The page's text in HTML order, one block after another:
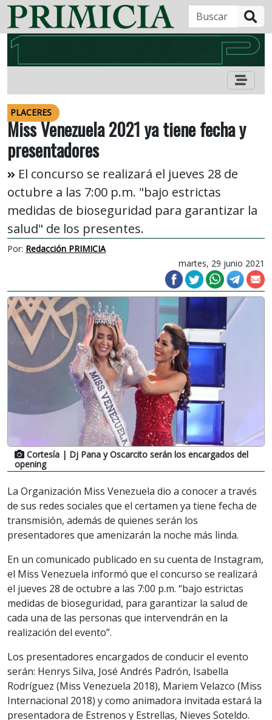
PLACERES
Miss Venezuela 2021 ya tiene fecha y
presentadores
El concurso se realizará el jueves 28 de
octubre a las 7:00 p.m. "bajo estrictas
medidas de bioseguridad para garantizar la
salud" de los presentes.
Por: Redacción PRIMICIA
martes, 29 junio 2021
Cortesía | Dj Pana y Oscarcito serán los encargados del
opening
La Organización Miss Venezuela dio a conocer a través
de sus redes sociales que el certamen ya tiene fecha de
transmisión, además de quienes serán los
presentadores que amenizarán la noche más linda.
En un comunicado publicado en su cuenta de Instagram,
el Miss Venezuela informó que el concurso se realizará
el jueves 28 de octubre a las 7:00 p.m. “bajo estrictas
medidas de bioseguridad, para garantizar la salud de
cada una de las personas que intervendrán en la
realización del evento”.
Los presentadores encargados de conducir el evento
serán: Henrys Silva, José Andrés Padrón, Isabella
Rodríguez (Miss Venezuela 2018), Mariem Velazco (Miss
Internacional 2018) y como animadora invitada estará la
presentadora de Estrenos y Estrellas, Nieves Soteldo.